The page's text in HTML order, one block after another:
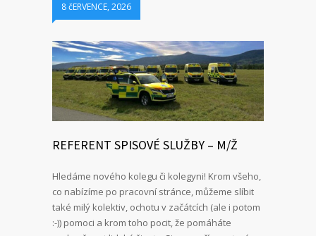
8 čERVENCE, 2026
REFERENT SPISOVÉ SLUŽBY – M/Ž
Hledáme nového kolegu či kolegyni! Krom všeho,
co nabízíme po pracovní stránce, můžeme slíbit
také milý kolektiv, ochotu v začátcích (ale i potom
:-)) pomoci a krom toho pocit, že pomáháte